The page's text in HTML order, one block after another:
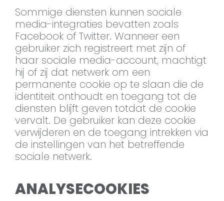
Sommige diensten kunnen sociale
media-integraties bevatten zoals
Facebook of Twitter. Wanneer een
gebruiker zich registreert met zijn of
haar sociale media-account, machtigt
hij of zij dat netwerk om een
permanente cookie op te slaan die de
identiteit onthoudt en toegang tot de
diensten blijft geven totdat de cookie
vervalt. De gebruiker kan deze cookie
verwijderen en de toegang intrekken via
de instellingen van het betreffende
sociale netwerk.
ANALYSECOOKIES